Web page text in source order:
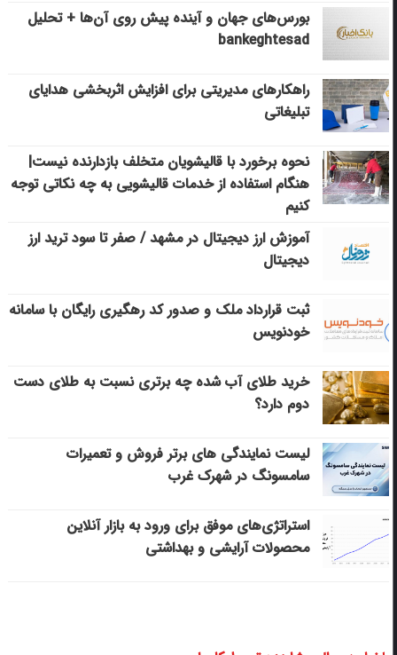
بورس‌های جهان و آینده پیش روی آن‌ها + تحلیل
bankeghtesad
راهکارهای مدیریتی برای افزایش اثربخشی هدایای
تبلیغاتی
نحوه برخورد با قالیشویان متخلف بازدارنده نیست|
هنگام استفاده از خدمات قالیشویی به چه نکاتی توجه
کنیم
آموزش ارز دیجیتال در مشهد / صفر تا سود ترید ارز
دیجیتال
ثبت قرارداد ملک و صدور کد رهگیری رایگان با سامانه
خودنویس
خرید طلای آب شده چه برتری نسبت به طلای دست
دوم دارد؟
لیست نمایندگی های برتر فروش و تعمیرات
سامسونگ در شهرک غرب
استراتژی‌های موفق برای ورود به بازار آنلاین
محصولات آرایشی و بهداشتی